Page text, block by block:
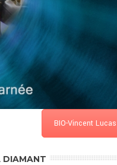
BIO-Vincent Lucas
DIAMANT